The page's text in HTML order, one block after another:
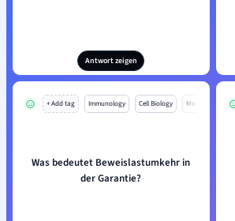
Antwort zeigen
+ Add tag Immunology Cell Biology Mo
Was bedeutet Beweislastumkehr in
der Garantie?